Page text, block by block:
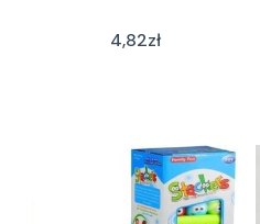
4,82zł